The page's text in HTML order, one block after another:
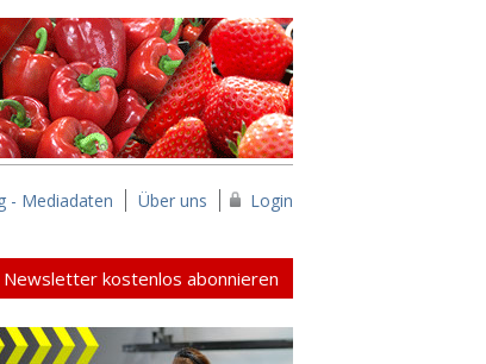
- Mediadaten Über uns Login
Newsletter kostenlos abonnieren